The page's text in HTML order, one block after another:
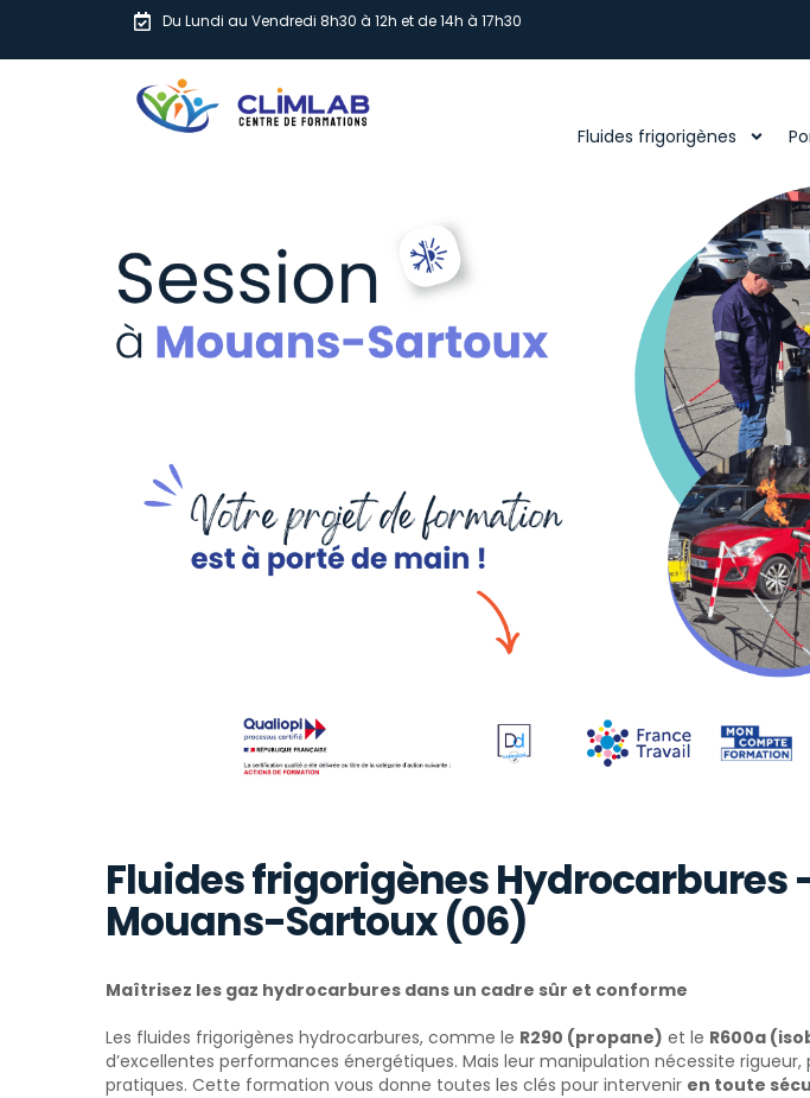
Du Lundi au Vendredi 8h30 à 12h et de 14h à 17h30
Fluides frigorigènes
Fluides frigorigènes Hydrocarbures
Mouans-Sartoux (06)
Maîtrisez les gaz hydrocarbures dans un cadre sûr et conforme
Les fluides frigorigènes hydrocarbures, comme le R290 (propane) et le R600a
d’excellentes performances énergétiques. Mais leur manipulation nécessite
pratiques. Cette formation vous donne toutes les clés pour intervenir en toute